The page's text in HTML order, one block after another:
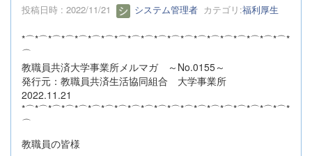
投稿日時 : 2022/11/21 システム管理者 カテゴリ:福利厚生
*⌒*⌒*⌒*⌒*⌒*⌒*⌒*⌒*⌒*⌒*⌒*⌒*⌒*⌒*⌒*⌒*⌒*⌒*⌒*⌒*
⌒
教職員共済大学事業所メルマガ ～No.0155～
発行元：教職員共済生活協同組合 大学事業所
2022.11.21
*⌒*⌒*⌒*⌒*⌒*⌒*⌒*⌒*⌒*⌒*⌒*⌒*⌒*⌒*⌒*⌒*⌒*⌒*⌒*⌒*
⌒
教職員の皆様